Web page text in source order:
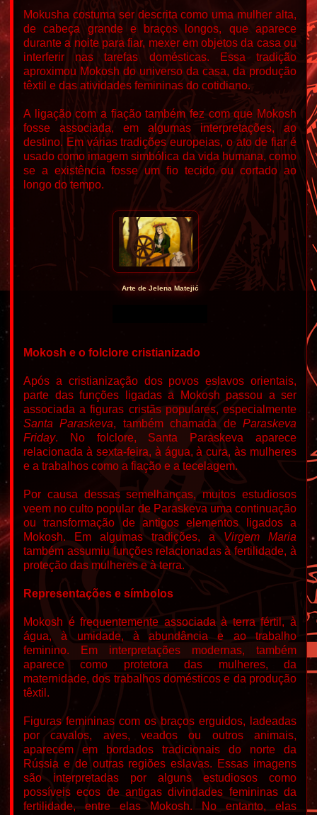
Mokusha costuma ser descrita como uma mulher alta,
de cabeça grande e braços longos, que aparece
durante a noite para fiar, mexer em objetos da casa ou
interferir nas tarefas domésticas. Essa tradição
aproximou Mokosh do universo da casa, da produção
têxtil e das atividades femininas do cotidiano.
A ligação com a fiação também fez com que Mokosh
fosse associada, em algumas interpretações, ao
destino. Em várias tradições europeias, o ato de fiar é
usado como imagem simbólica da vida humana, como
se a existência fosse um fio tecido ou cortado ao
longo do tempo.
Arte de Jelena Matejić
Mokosh e o folclore cristianizado
Após a cristianização dos povos eslavos orientais,
parte das funções ligadas a Mokosh passou a ser
associada a figuras cristãs populares, especialmente
Santa Paraskeva, também chamada deParaskeva
Friday. No folclore, Santa Paraskeva aparece
relacionada à sexta-feira, à água, à cura, às mulheres
e a trabalhos como a fiação e a tecelagem.
Por causa dessas semelhanças, muitos estudiosos
veem no culto popular de Paraskeva uma continuação
ou transformação de antigos elementos ligados a
Mokosh. Em algumas tradições, a Virgem Maria
também assumiu funções relacionadas à fertilidade, à
proteção das mulheres e à terra.
Representações e símbolos
Mokosh é frequentemente associada à terra fértil, à
água, à umidade, à abundância e ao trabalho
feminino. Em interpretações modernas, também
aparece como protetora das mulheres, da
maternidade, dos trabalhos domésticos e da produção
têxtil.
Figuras femininas com os braços erguidos, ladeadas
por cavalos, aves, veados ou outros animais,
aparecem em bordados tradicionais do norte da
Rússia e de outras regiões eslavas. Essas imagens
são interpretadas por alguns estudiosos como
possíveis ecos de antigas divindades femininas da
fertilidade, entre elas Mokosh. No entanto, elas